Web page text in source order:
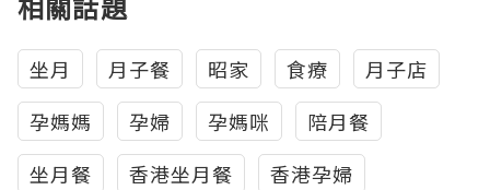
相關話題
坐月 月子餐 昭家 食療
月子店
孕媽媽
孕婦 孕媽咪
陪月餐
坐月餐
香港坐月餐
香港孕婦